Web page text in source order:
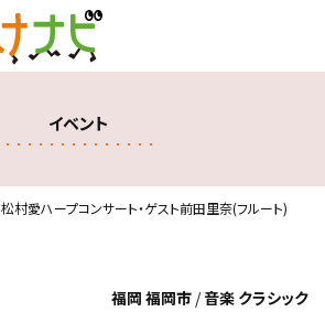
イベント
松村愛ハープコンサート・ゲスト前田里奈(フルート)
福岡 福岡市 /音楽 クラシック